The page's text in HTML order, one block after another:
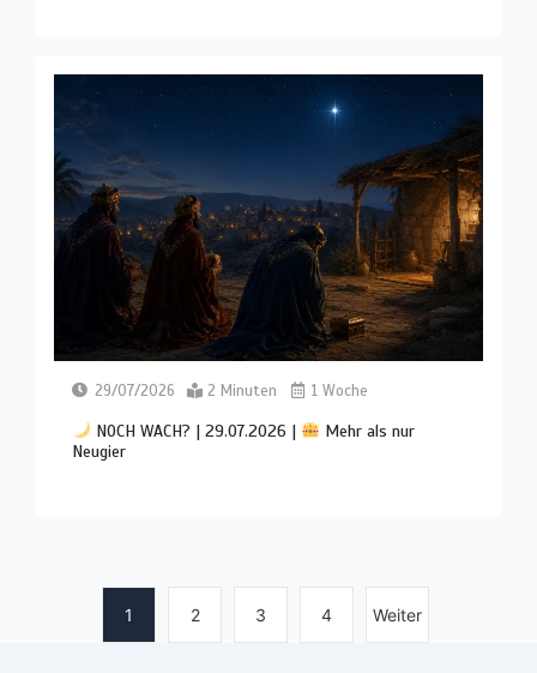
29/07/2026 2 Minuten 1 Woche
NOCH WACH? | 29.07.2026 |
Mehr als nur
Neugier
1 2 3 4 Weiter